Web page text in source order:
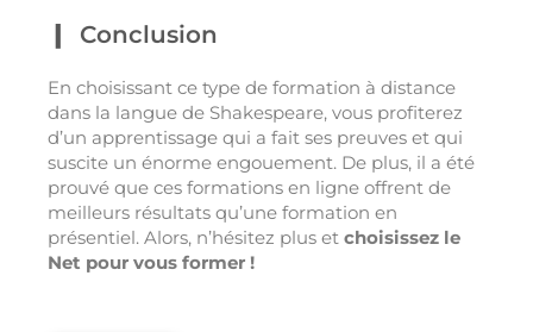
Conclusion
En choisissant ce type de formation à distance
dans la langue de Shakespeare, vous profiterez
d’un apprentissage qui a fait ses preuves et qui
suscite un énorme engouement. De plus, il a été
prouvé que ces formations en ligne offrent de
meilleurs résultats qu’une formation en
présentiel. Alors, n’hésitez plus et choisissez le
Net pour vous former !